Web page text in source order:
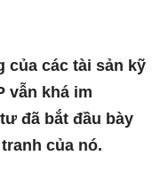
của các tài sản kỹ
vẫn khá im
đã bắt đầu bày
của nó.